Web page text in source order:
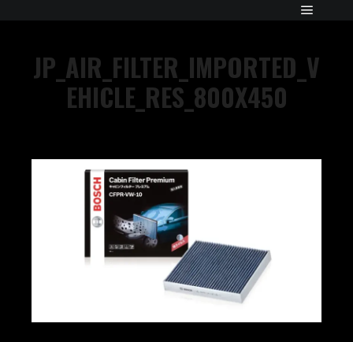
JP_AIR_FILTER_IMPORTED_V
EHICLE_RES_800X450